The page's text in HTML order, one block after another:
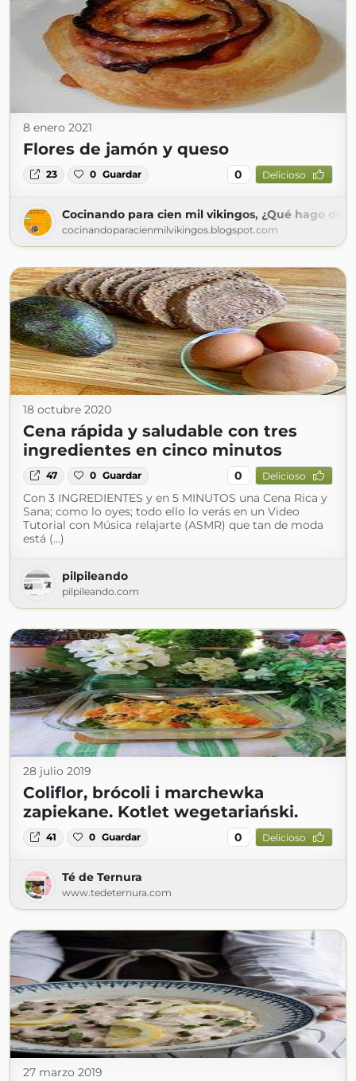
8 enero 2021
Flores de jamón y queso
23 0 Guardar 0 Delicioso
Cocinando para cien mil vikingos, ¿Qué hago de
cocinandoparacienmilvikingos.blogspot.com
18 octubre 2020
Cena rápida y saludable con tres
ingredientes en cinco minutos
47 0 Guardar 0 Delicioso
Con 3 INGREDIENTES y en 5 MINUTOS una Cena Rica y
Sana; como lo oyes; todo ello lo verás en un Video
Tutorial con Música relajarte (ASMR) que tan de moda
está (...)
pilpileando
pilpileando.com
28 julio 2019
Coliflor, brócoli i marchewka
zapiekane. Kotlet wegetariański.
41 0 Guardar 0 Delicioso
Té de Ternura
www.tedeternura.com
27 marzo 2019